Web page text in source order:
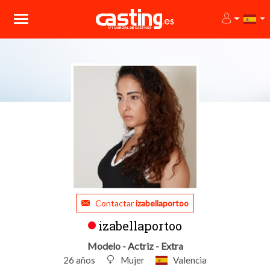
Contactarizabellaportoo
izabellaportoo
Modelo - Actriz - Extra
26 años Mujer Valencia